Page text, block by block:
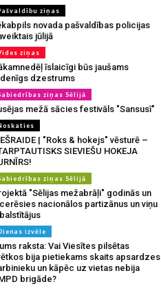
ziņas
novada pašvaldības policijas
jūlijā
ziņas
īslaicīgi būs jaušams
dzestrums
ziņas Sēlijā
mežā sācies festivāls "Sansusī"
| "Roks & hokejs" vēsturē –
SIEVIEŠU HOKEJA
ziņas Sēlijā
"Sēlijas mežabrāļi" godinās un
nacionālos partizānus un viņu
izvēle
raksta: Vai Viesītes pilsētas
bija pietiekams skaits apsardzes
un kāpēc uz vietas nebija
brigāde?